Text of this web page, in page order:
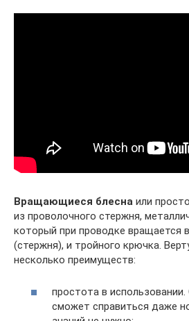
Вращающиеся блесна или
из проволочного стержня,
который при проводке вращается
(стержня), и тройного крючка.
несколько преимуществ:
простота в
сможет справиться даже